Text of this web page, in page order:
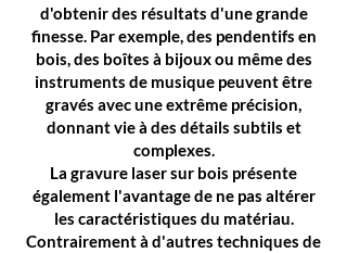
d'obtenir des résultats d'une grande
finesse. Par exemple, des pendentifs en
bois, des boîtes à bijoux ou même des
instruments de musique peuvent être
gravés avec une extrême précision,
donnant vie à des détails subtils et
complexes.
La gravure laser sur bois présente
également l'avantage de ne pas altérer
les caractéristiques du matériau.
Contrairement à d'autres techniques de